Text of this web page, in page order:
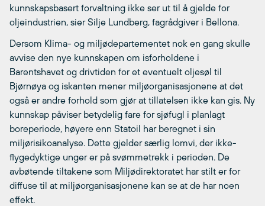
kunnskapsbasert forvaltning ikke ser ut til å gjelde for
oljeindustrien, sier Silje Lundberg, fagrådgiver i Bellona.
Dersom Klima- og miljødepartementet nok en gang skulle
avvise den nye kunnskapen om isforholdene i
Barentshavet og drivtiden for et eventuelt oljesøl til
Bjørnøya og iskanten mener miljøorganisasjonene at det
også er andre forhold som gjør at tillatelsen ikke kan gis. Ny
kunnskap påviser betydelig fare for sjøfugl i planlagt
boreperiode, høyere enn Statoil har beregnet i sin
miljørisikoanalyse. Dette gjelder særlig lomvi, der ikke-
flygedyktige unger er på svømmetrekk i perioden. De
avbøtende tiltakene som Miljødirektoratet har stilt er for
diffuse til at miljøorganisasjonene kan se at de har noen
effekt.